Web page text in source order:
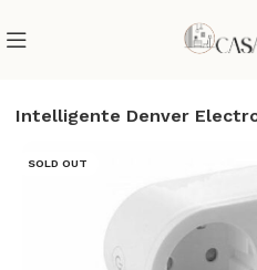
Intelligente Denver
SOLD OUT